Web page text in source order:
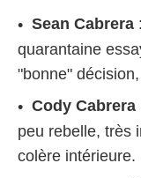
Sean Cabrera
quarantaine
"bonne"
Cody Cabrera
peu rebelle, très
colère intérieure.